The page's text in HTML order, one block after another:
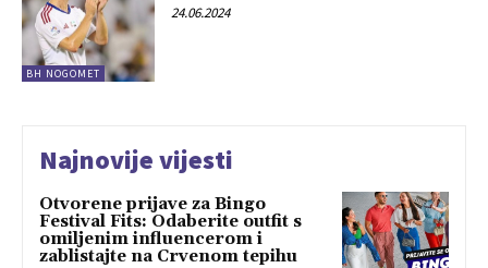
BH NOGOMET
24.06.2024
Najnovije vijesti
Otvorene prijave za Bingo
Festival Fits: Odaberite outfit s
omiljenim influencerom i
zablistajte na Crvenom tepihu